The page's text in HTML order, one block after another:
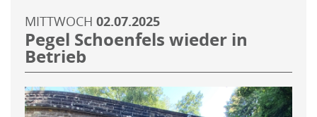
MITTWOCH 02.07.2025
Pegel Schoenfels wieder in
Betrieb